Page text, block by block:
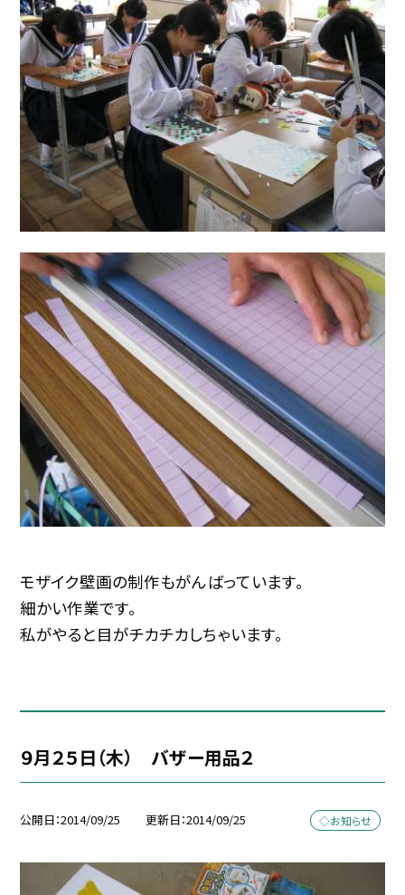
モザイク壁画の制作もがんばっています。
細かい作業です。
私がやると目がチカチカしちゃいます。
９月２５日（木） バザー用品２
公開日 2014/09/25 更新日 2014/09/25 ◇お知らせ